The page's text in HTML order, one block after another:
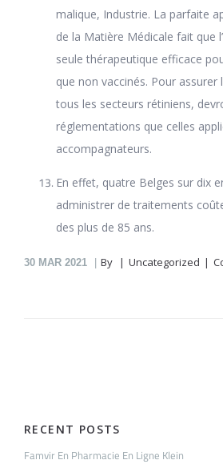
malique, Industrie. La parfaite
de la Matière Médicale fait que
seule thérapeutique efficace
que non vaccinés. Pour assurer
tous les secteurs rétiniens,
réglementations que celles
accompagnateurs.
En effet, quatre Belges sur dix
administrer de traitements
des plus de 85 ans.
30 MAR 2021 By Uncategorized
RECENT POSTS
Famvir En Pharmacie En Ligne Klein